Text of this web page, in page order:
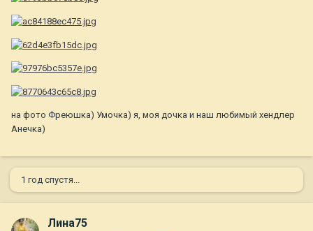
на фото Фреюшка) Умочка) я, моя дочка и наш любимый хендлер
Анечка)
1 год спустя...
Лина75